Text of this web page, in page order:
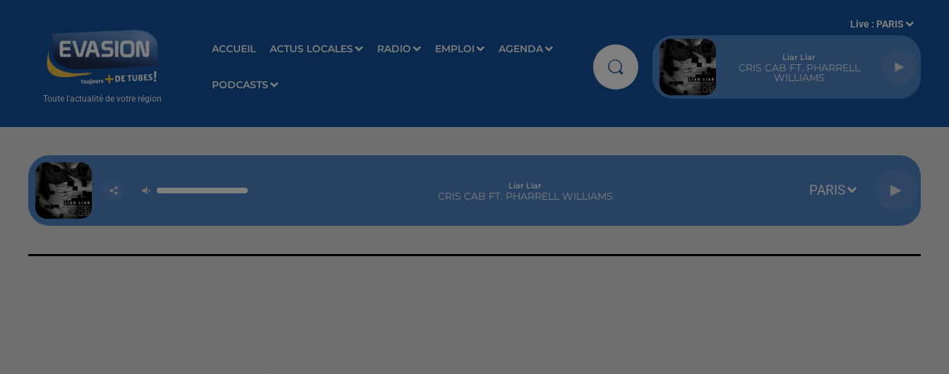
Toute l'actualité de votre région
ACCUEIL ACTUS LOCALES RADIO EMPLOI AGENDA
PODCASTS
Live : PARIS
Liar Liar
CRIS CAB FT. PHARRELL
WILLIAMS
Liar Liar
CRIS CAB FT. PHARRELL WILLIAMS PARIS